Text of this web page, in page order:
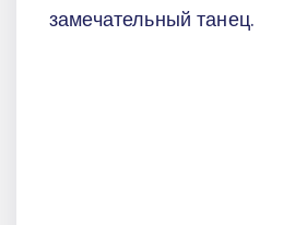
замечательный танец.